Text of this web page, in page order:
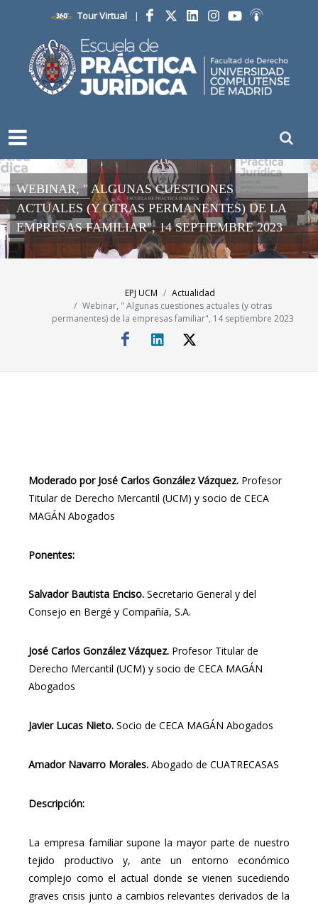
Tour Virtual |
Facebook
WEBINAR, " ALGUNAS CUESTIONES
ACTUALES (Y OTRAS PERMANENTES) DE LA
EMPRESAS FAMILIAR", 14 SEPTIEMBRE 2023
EPJ UCM
Actualidad
Webinar, " Algunas cuestiones actuales (y otras
permanentes) de la empresas familiar", 14 septiembre 2023
Moderado por José Carlos González Vázquez. Profesor
Titular de Derecho Mercantil (UCM) y socio de CECA
MAGÁN Abogados
Ponentes:
Salvador Bautista Enciso. Secretario General y del
Consejo en Bergé y Compañía, S.A.
José Carlos González Vázquez. Profesor Titular de
Derecho Mercantil (UCM) y socio de CECA MAGÁN
Abogados
Javier Lucas Nieto. Socio de CECA MAGÁN Abogados
Amador Navarro Morales. Abogado de CUATRECASAS
Descripción:
La empresa familiar supone la mayor parte de nuestro
tejido productivo y, ante un entorno económico
complejo como el actual donde se vienen sucediendo
graves crisis junto a cambios relevantes derivados de la